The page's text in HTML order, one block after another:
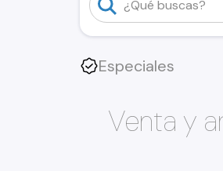
Especiales
Venta y